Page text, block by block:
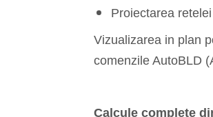
Proiectarea
Vizualizarea in plan
comenzile AutoBLD
Calcule complete